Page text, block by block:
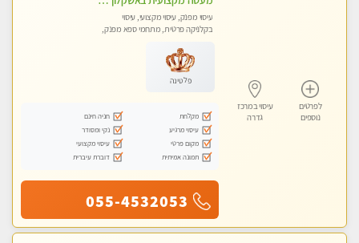
לפרטים
נוספים
עיסוי במרכז
גדרה
עיסוי מפנק, עיסוי מקצועי, עיסוי
בקלניקה פרטית, מתחמי ספא מפנק,
פלטינה
מקלחת
חניה חינם
עיסוי מרגיע
נקי ומסודר
מקום פרטי
עיסוי מקצועי
תמונה אמיתית
דוברת עיברית
055-4532053